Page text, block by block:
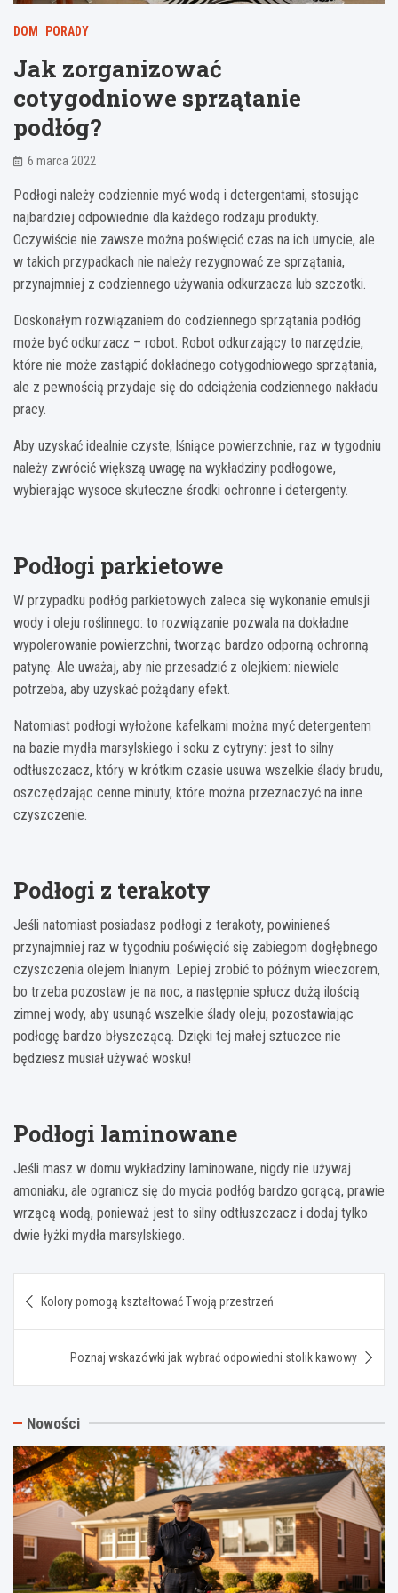
DOM PORADY
Jak zorganizować
cotygodniowe sprzątanie
podłóg?
6 marca 2022
Podłogi należy codziennie myć wodą i detergentami, stosując
najbardziej odpowiednie dla każdego rodzaju produkty.
Oczywiście nie zawsze można poświęcić czas na ich umycie, ale
w takich przypadkach nie należy rezygnować ze sprzątania,
przynajmniej z codziennego używania odkurzacza lub szczotki.
Doskonałym rozwiązaniem do codziennego sprzątania podłóg
może być odkurzacz – robot. Robot odkurzający to narzędzie,
które nie może zastąpić dokładnego cotygodniowego sprzątania,
ale z pewnością przydaje się do odciążenia codziennego nakładu
pracy.
Aby uzyskać idealnie czyste, lśniące powierzchnie, raz w tygodniu
należy zwrócić większą uwagę na wykładziny podłogowe,
wybierając wysoce skuteczne środki ochronne i detergenty.
Podłogi parkietowe
W przypadku podłóg parkietowych zaleca się wykonanie emulsji
wody i oleju roślinnego: to rozwiązanie pozwala na dokładne
wypolerowanie powierzchni, tworząc bardzo odporną ochronną
patynę. Ale uważaj, aby nie przesadzić z olejkiem: niewiele
potrzeba, aby uzyskać pożądany efekt.
Natomiast podłogi wyłożone kafelkami można myć detergentem
na bazie mydła marsylskiego i soku z cytryny: jest to silny
odtłuszczacz, który w krótkim czasie usuwa wszelkie ślady brudu,
oszczędzając cenne minuty, które można przeznaczyć na inne
czyszczenie.
Podłogi z terakoty
Jeśli natomiast posiadasz podłogi z terakoty, powinieneś
przynajmniej raz w tygodniu poświęcić się zabiegom dogłębnego
czyszczenia olejem lnianym. Lepiej zrobić to późnym wieczorem,
bo trzeba pozostaw je na noc, a następnie spłucz dużą ilością
zimnej wody, aby usunąć wszelkie ślady oleju, pozostawiając
podłogę bardzo błyszczącą. Dzięki tej małej sztuczce nie
będziesz musiał używać wosku!
Podłogi laminowane
Jeśli masz w domu wykładziny laminowane, nigdy nie używaj
amoniaku, ale ogranicz się do mycia podłóg bardzo gorącą, prawie
wrzącą wodą, ponieważ jest to silny odtłuszczacz i dodaj tylko
dwie łyżki mydła marsylskiego.
wpisu
Kolory pomogą kształtować Twoją przestrzeń
Poznaj wskazówki jak wybrać odpowiedni stolik kawowy
Nowości